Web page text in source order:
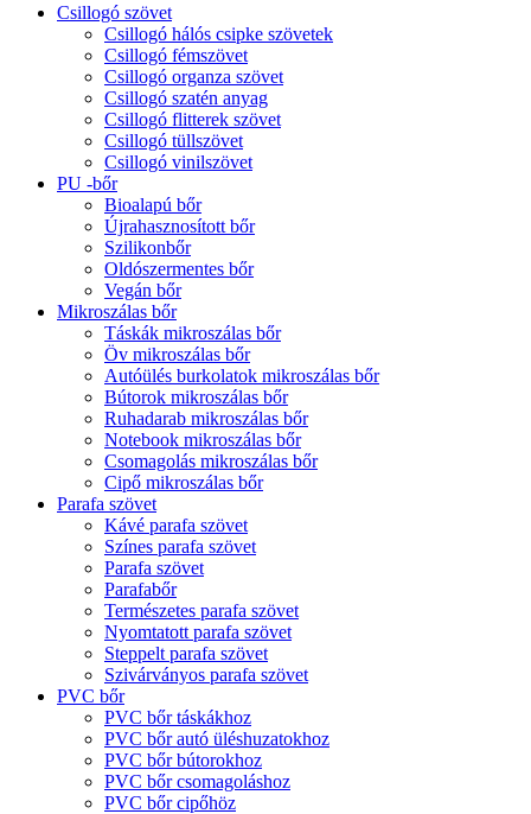
Csillogó szövet
Csillogó hálós csipke szövetek
Csillogó fémszövet
Csillogó organza szövet
Csillogó szatén anyag
Csillogó flitterek szövet
Csillogó tüllszövet
Csillogó vinilszövet
PU -bőr
Bioalapú bőr
Újrahasznosított bőr
Szilikonbőr
Oldószermentes bőr
Vegán bőr
Mikroszálas bőr
Táskák mikroszálas bőr
Öv mikroszálas bőr
Autóülés burkolatok mikroszálas bőr
Bútorok mikroszálas bőr
Ruhadarab mikroszálas bőr
Notebook mikroszálas bőr
Csomagolás mikroszálas bőr
Cipő mikroszálas bőr
Parafa szövet
Kávé parafa szövet
Színes parafa szövet
Parafa szövet
Parafabőr
Természetes parafa szövet
Nyomtatott parafa szövet
Steppelt parafa szövet
Szivárványos parafa szövet
PVC bőr
PVC bőr táskákhoz
PVC bőr autó üléshuzatokhoz
PVC bőr bútorokhoz
PVC bőr csomagoláshoz
PVC bőr cipőhöz